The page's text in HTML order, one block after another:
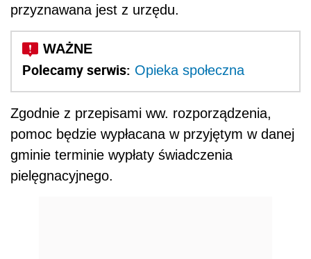
przyznawana jest z urzędu.
Polecamy serwis: Opieka społeczna
Zgodnie z przepisami ww. rozporządzenia,
pomoc będzie wypłacana w przyjętym w danej
gminie terminie wypłaty świadczenia
pielęgnacyjnego.